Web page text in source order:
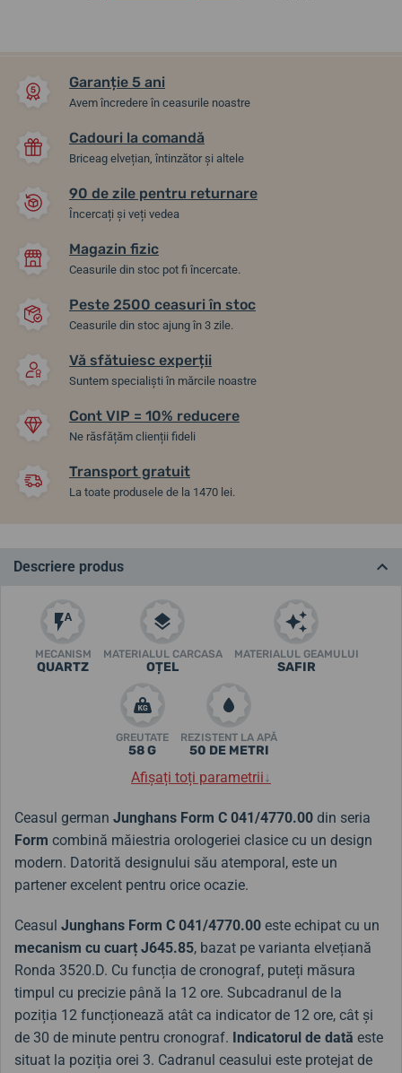
Garanție 5 ani
Avem încredere în ceasurile noastre
Cadouri la comandă
Briceag elvețian, întinzător și altele
90 de zile pentru returnare
Încercați și veți vedea
Magazin fizic
Ceasurile din stoc pot fi încercate.
Peste 2500 ceasuri în stoc
Ceasurile din stoc ajung în 3 zile.
Vă sfătuiesc experții
Suntem specialiști în mărcile noastre
Cont VIP = 10% reducere
Ne răsfățăm clienții fideli
Transport gratuit
La toate produsele de la 1470 lei.
Descriere produs
MECANISM
QUARTZ
MATERIALUL CARCASA
OȚEL
MATERIALUL GEAMULUI
SAFIR
GREUTATE
58 G
REZISTENT LA APĂ
50 DE METRI
Afișați toți parametrii↓
Ceasul german Junghans Form C 041/4770.00 din seria
Form combină măiestria orologeriei clasice cu un design
modern. Datorită designului său atemporal, este un
partener excelent pentru orice ocazie.
Ceasul Junghans Form C 041/4770.00 este echipat cu un
mecanism cu cuarț J645.85, bazat pe varianta elvețiană
Ronda 3520.D. Cu funcția de cronograf, puteți măsura
timpul cu precizie până la 12 ore. Subcadranul de la
poziția 12 funcționează atât ca indicator de 12 ore, cât și
de 30 de minute pentru cronograf. Indicatorul de dată este
situat la poziția orei 3. Cadranul ceasului este protejat de